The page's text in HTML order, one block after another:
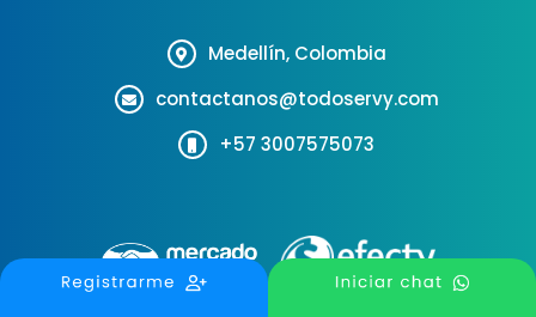
Medellín, Colombia
contactanos@todoservy.com
+57 3007575073